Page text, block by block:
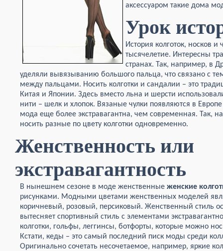
аксессуаром такие дома
Урок
История колготок, носков
тысячелетие. Интересны
странах. Так, например, в
уделяли вывязыванию большого пальца, что связано с
между пальцами. Носить колготки и сандалии – это
Китая и Японии. Здесь вместо льна и шерсти
нити – шелк и хлопок. Вязаные чулки появляются в
мода еще более экстравагантна, чем современная. Так,
носить разные по цвету колготки одновременно.
Женственность или
экстравагантность
В нынешнем сезоне в моде женственные женские
рисунками. Модными цветами женственных моделей
коричневый, розовый, персиковый. Женственный стиль
вытесняет спортивный стиль с элементами
колготки, гольфы, леггинсы, ботфорты, которые можно
Кстати, кеды – это самый последний писк моды среди
Оригинально сочетать несочетаемое, например, яркие